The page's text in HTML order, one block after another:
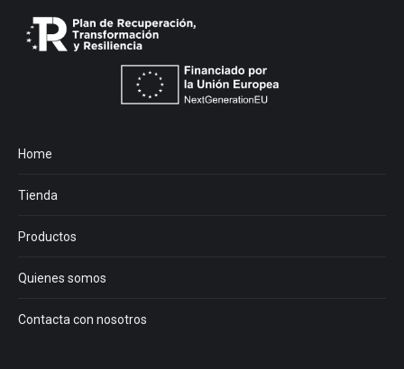
Home
Tienda
Productos
Quienes somos
Contacta con nosotros